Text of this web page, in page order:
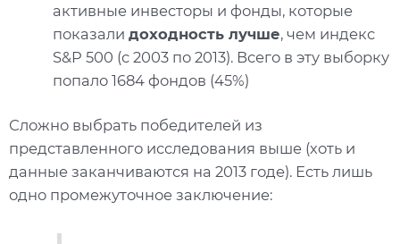
активные инвесторы и фонды, которые
показалидоходность лучше, чем индекс
S&P 500 (с 2003 по 2013). Всего в эту выборку
попало 1684 фондов (45%)
Сложно выбрать победителей из
представленного исследования выше (хоть и
данные заканчиваются на 2013 годе). Есть лишь
одно промежуточное заключение: